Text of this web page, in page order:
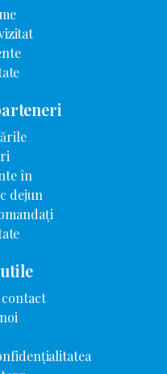
CAZARE
în
dejun
contact